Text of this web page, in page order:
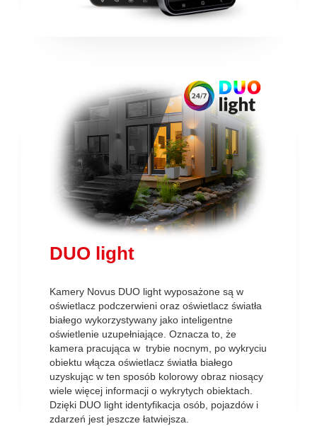
DUO light
Kamery Novus DUO light wyposażone są w
oświetlacz podczerwieni oraz oświetlacz światła
białego wykorzystywany jako inteligentne
oświetlenie uzupełniające. Oznacza to, że
kamera pracująca w trybie nocnym, po wykryciu
obiektu włącza oświetlacz światła białego
uzyskując w ten sposób kolorowy obraz niosący
wiele więcej informacji o wykrytych obiektach.
Dzięki DUO light identyfikacja osób, pojazdów i
zdarzeń jest jeszcze łatwiejsza.